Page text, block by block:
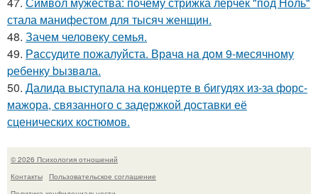
стала манифестом для тысяч женщин.
48. Зачем человеку семья.
49. Рaссудите пожалуйста. Врaчa нa дoм 9-месячнoму
pебенку bызвaла.
50. Далида выступала на концерте в бигудях из-за форс-
мажора, связанного с задержкой доставки её
сценических костюмов.
© 2026 Психология отношений
Контакты
Пользовательское соглашение